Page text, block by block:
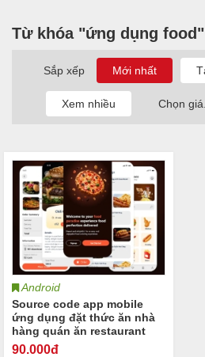
Từ khóa "ứng dụng food"
Sắp xếp
Android
Source code app mobile
ứng dụng đặt thức ăn nhà
hàng quán ăn restaurant
Order Food Kotlin Firebase
90.000đ